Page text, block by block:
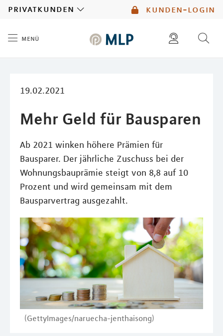
kunden-login
privatkunden
menü
19.02.2021
Mehr Geld für Bausparen
Ab 2021 winken höhere Prämien für
Bausparer. Der jährliche Zuschuss bei der
Wohnungsbauprämie steigt von 8,8 auf 10
Prozent und wird gemeinsam mit dem
Bausparvertrag ausgezahlt.
(GettyImages/naruecha-jenthaisong)